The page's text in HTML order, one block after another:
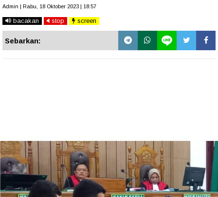
Admin | Rabu, 18 Oktober 2023 | 18:57
bacakan stop screen
Sebarkan: